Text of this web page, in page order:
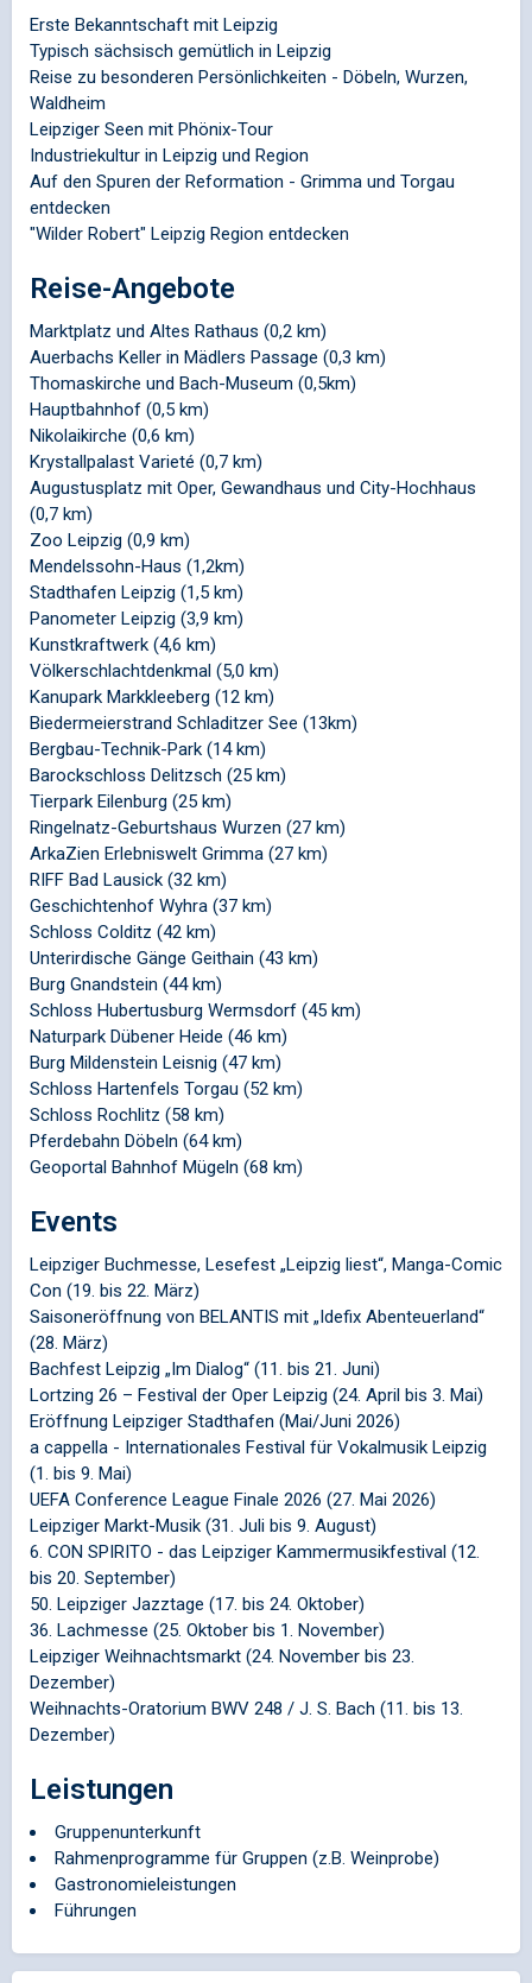
Erste Bekanntschaft mit Leipzig
Typisch sächsisch gemütlich in Leipzig
Reise zu besonderen Persönlichkeiten - Döbeln, Wurzen,
Waldheim
Leipziger Seen mit Phönix-Tour
Industriekultur in Leipzig und Region
Auf den Spuren der Reformation - Grimma und Torgau
entdecken
"Wilder Robert" Leipzig Region entdecken
Reise-Angebote
Marktplatz und Altes Rathaus (0,2 km)
Auerbachs Keller in Mädlers Passage (0,3 km)
Thomaskirche und Bach-Museum (0,5km)
Hauptbahnhof (0,5 km)
Nikolaikirche (0,6 km)
Krystallpalast Varieté (0,7 km)
Augustusplatz mit Oper, Gewandhaus und City-Hochhaus
(0,7 km)
Zoo Leipzig (0,9 km)
Mendelssohn-Haus (1,2km)
Stadthafen Leipzig (1,5 km)
Panometer Leipzig (3,9 km)
Kunstkraftwerk (4,6 km)
Völkerschlachtdenkmal (5,0 km)
Kanupark Markkleeberg (12 km)
Biedermeierstrand Schladitzer See (13km)
Bergbau-Technik-Park (14 km)
Barockschloss Delitzsch (25 km)
Tierpark Eilenburg (25 km)
Ringelnatz-Geburtshaus Wurzen (27 km)
ArkaZien Erlebniswelt Grimma (27 km)
RIFF Bad Lausick (32 km)
Geschichtenhof Wyhra (37 km)
Schloss Colditz (42 km)
Unterirdische Gänge Geithain (43 km)
Burg Gnandstein (44 km)
Schloss Hubertusburg Wermsdorf (45 km)
Naturpark Dübener Heide (46 km)
Burg Mildenstein Leisnig (47 km)
Schloss Hartenfels Torgau (52 km)
Schloss Rochlitz (58 km)
Pferdebahn Döbeln (64 km)
Geoportal Bahnhof Mügeln (68 km)
Events
Leipziger Buchmesse, Lesefest „Leipzig liest“, Manga-Comic
Con (19. bis 22. März)
Saisoneröffnung von BELANTIS mit „Idefix Abenteuerland“
(28. März)
Bachfest Leipzig „Im Dialog“ (11. bis 21. Juni)
Lortzing 26 – Festival der Oper Leipzig (24. April bis 3. Mai)
Eröffnung Leipziger Stadthafen (Mai/Juni 2026)
a cappella - Internationales Festival für Vokalmusik Leipzig
(1. bis 9. Mai)
UEFA Conference League Finale 2026 (27. Mai 2026)
Leipziger Markt-Musik (31. Juli bis 9. August)
6. CON SPIRITO - das Leipziger Kammermusikfestival (12.
bis 20. September)
50. Leipziger Jazztage (17. bis 24. Oktober)
36. Lachmesse (25. Oktober bis 1. November)
Leipziger Weihnachtsmarkt (24. November bis 23.
Dezember)
Weihnachts-Oratorium BWV 248 / J. S. Bach (11. bis 13.
Dezember)
Leistungen
Gruppenunterkunft
Rahmenprogramme für Gruppen (z.B. Weinprobe)
Gastronomieleistungen
Führungen